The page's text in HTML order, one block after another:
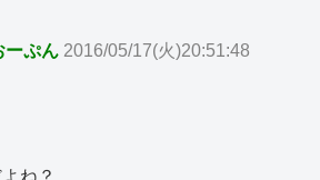
ーぷん 2016/05/17(火)20:51:48
ね？